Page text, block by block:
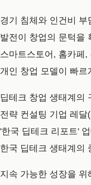
경기 침체와 인건비 부
발전이 창업의 문턱을
스마트스토어, 홈카페,
개인 창업 모델이 빠르
딥테크 창업 생태계의
전략 컨설팅 기업 레
'한국 딥테크 리포트'
한국 딥테크 생태계의
지속 가능한 성장을 위